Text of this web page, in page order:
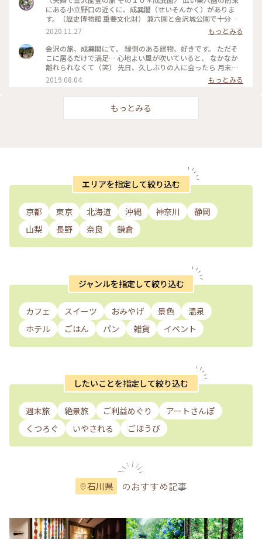
にある小立野口の近くに、成巽閣（せいそんかく）がありま
す。（歴史博物館 重要文化財） 兼六園と金沢城公園で十分満
喫できるので、うっかり見落としがちですが、時間が許せば、
わざわざ訪れてほしいスポットです。 ここは江戸末期、前田家
１３代齊泰が母堂にあたる１２代奥方、眞子龍院（鷹司隆子）
のために造営した奥方御殿です。 贅を凝らした美しい造りです
が、注目したいのは、謁見の間。（公式の御対面所として使用
されていました） 花鳥を透かし彫りにした１枚板の欄間は、
本当に鮮やかな色と共に忘れられないです。 そして、２階にあ
も、必見の価値あり。 １０月から１１月末までは前田家の奥
方展も開催されて、華麗な刺繍と優雅な色彩の衣装、調度品も
見ることができました。 （撮影は庭のみＯＫ）（水曜休館
2020.11.27
もっとみる
金沢の旅、成巽閣にて。 縁側のある建物、好きです。 ただそ
こに居るだけで満足… 心地よい風が吹いていると、 なかなか
離れられなくて（笑） 先日、久しぶりの人に会ったら 月末に
金沢へ行くというので、 是非、寄ってね！と おススメしてし
2019.08.04 もっとみる
もっとみる
エリアを指定して絞り込む
京都 東京 北海道 沖縄 神奈川
静岡
山梨
長野 奈良 鎌倉
ジャンルを指定して絞り込む
カフェ スイーツ おみやげ 景色
温泉
ホテル
ごはん パン 雑貨 イベント
したいことを指定して絞り込む
週末旅 絶景旅 ご利益めぐり
アートさんぽ
くつろぐ
いやされる ごほうび
石川県 のおすすめ記事